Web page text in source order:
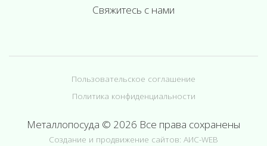
Свяжитесь с нами
Пользовательское соглашение
Политика конфиденциальности
Металлопосуда © 2026 Все права сохранены
Создание и продвижение сайтов: АИС-WEB